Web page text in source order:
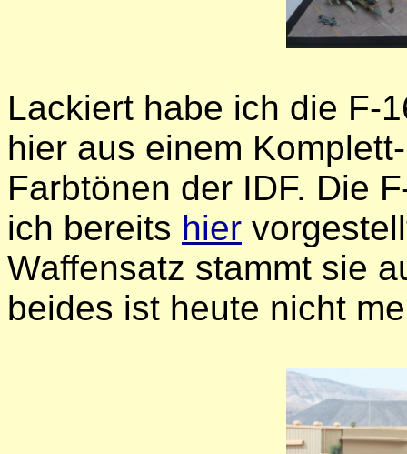
Lackiert habe ich die F-
hier aus einem
Farbtönen der IDF. Die
ich bereits hier
Waffensatz stammt sie
beides ist heute nicht